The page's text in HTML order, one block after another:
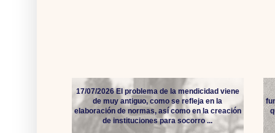
17/07/2026 El problema de la mendicidad viene
de muy antiguo, como se refleja en la
elaboración de normas, así como en la creación
de instituciones para socorro ...